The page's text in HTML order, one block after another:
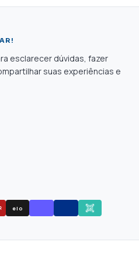
esclarecer dúvidas, fazer
suas experiências e
elo